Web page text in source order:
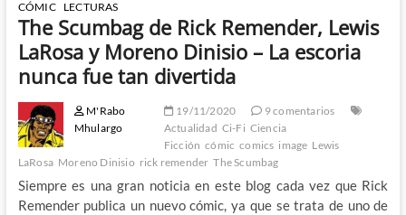
CÓMIC LECTURAS
The Scumbag de Rick Remender, Lewis
LaRosa y Moreno Dinisio – La escoria
nunca fue tan divertida
M'Rabo
Mhulargo
19/11/2020
9 comentarios
Actualidad Ci-Fi Ciencia
Ficción cómic comics image Lewis
LaRosa Moreno Dinisio rick remender The Scumbag
Siempre es una gran noticia en este blog cada vez que Rick
Remender publica un nuevo cómic, ya que se trata de uno de